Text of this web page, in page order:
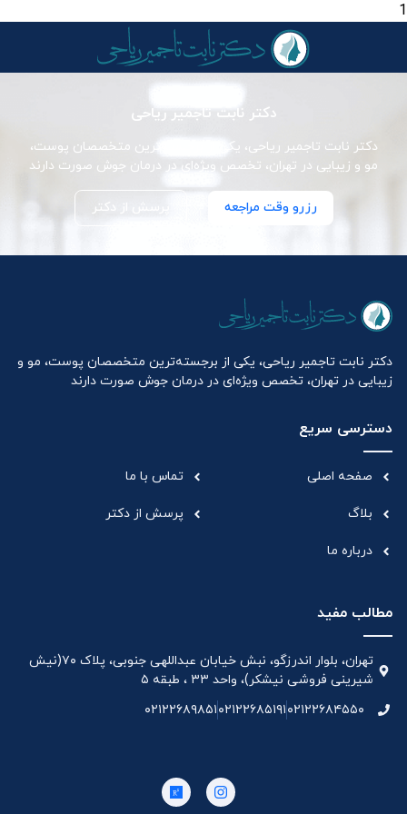
1
دکتر نابت تاجمیر ریاحی
دکتر نابت تاجمیر ریاحی، یکی از برجسته‌ترین متخصصان پوست،
مو و زیبایی در تهران، تخصص ویژه‌ای در درمان جوش صورت دارند
رزرو وقت مراجعه پرسش از دکتر
دکتر نابت تاجمیر ریاحی، یکی از برجسته‌ترین متخصصان پوست، مو و
زیبایی در تهران، تخصص ویژه‌ای در درمان جوش صورت دارند
دسترسی سریع
صفحه اصلی
بلاگ
درباره ما
تماس با ما
پرسش از دکتر
مطالب مفید
تهران، بلوار اندرزگو، نبش خیابان عبداللهی جنوبی، پلاک ۷۰(نیش
شیرینی فروشی نیشکر)، واحد ۳۳ ، طبقه ۵
۰۲۱۲۲۶۸۴۵۵۰۰۲۱۲۲۶۸۵۱۹۱۰۲۱۲۲۶۸۹۸۵۱